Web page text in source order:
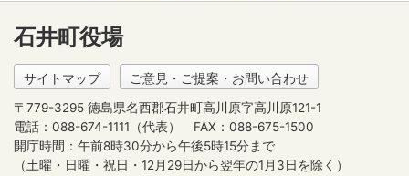
石井町役場
サイトマップ ご意見・ご提案・お問い合わせ
〒779-3295 徳島県名西郡石井町高川原字高川原121-1
電話：088-674-1111（代表）
FAX：088-675-1500
開庁時間：午前8時30分から午後5時15分まで
（土曜・日曜・祝日・12月29日から翌年の1月3日を除く）